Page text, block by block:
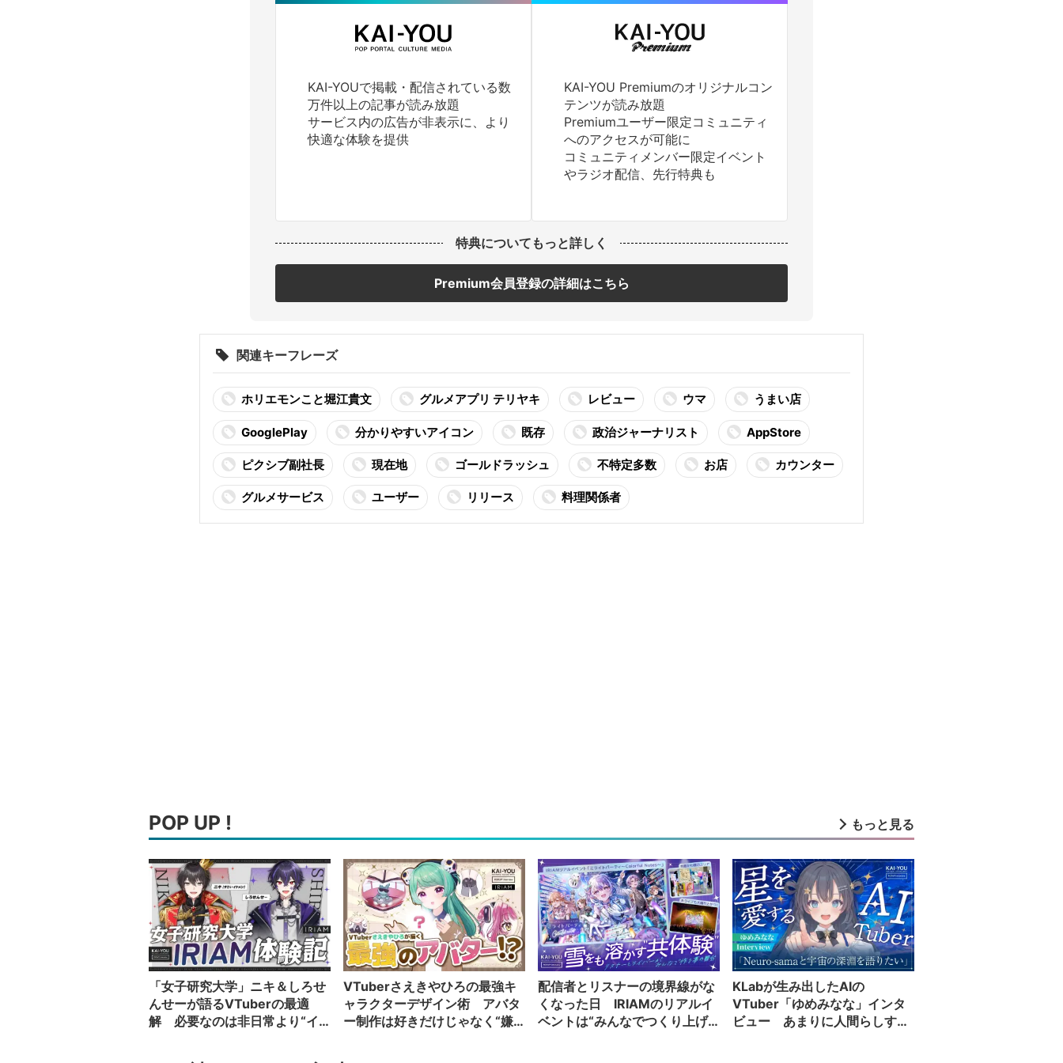
KAI-YOUで掲載・配信されている数
万件以上の記事が読み放題
サービス内の広告が非表示に、より
快適な体験を提供
KAI-YOU Premiumのオリジナルコン
テンツが読み放題
Premiumユーザー限定コミュニティ
へのアクセスが可能に
コミュニティメンバー限定イベント
やラジオ配信、先行特典も
特典についてもっと詳しく
Premium会員登録の詳細はこちら
関連キーフレーズ
ホリエモンこと堀江貴文 グルメアプリ テリヤキ レビュー ウマ うまい店
GooglePlay 分かりやすいアイコン 既存 政治ジャーナリスト AppStore
ピクシブ副社長 現在地 ゴールドラッシュ 不特定多数 お店 カウンター
グルメサービス ユーザー リリース 料理関係者
POP UP ! もっと見る
「女子研究大学」ニキ＆しろせ
んせーが語るVTuberの最適
解 必要なのは非日常より“イ
VTuberさえきやひろの最強キ
ャラクターデザイン術 アバタ
ー制作は好きだけじゃなく“嫌
配信者とリスナーの境界線がな
くなった日 IRIAMのリアルイ
ベントは“みんなでつくり上げ
KLabが生み出したAIの
VTuber「ゆめみなな」インタ
ビュー あまりに人間らしすぎ